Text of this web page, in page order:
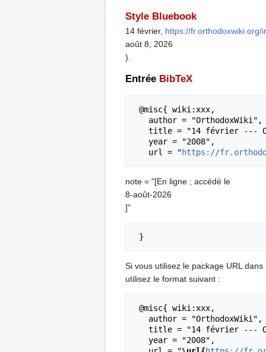
Style Bluebook
14 février, https://fr.orthodoxwiki.org/
août 8, 2026
).
Entrée BibTeX
   url = "
https://
note = "[En ligne ; accédé le
8-août-2026
]"
Si vous utilisez le package URL dans
utilisez le format suivant :